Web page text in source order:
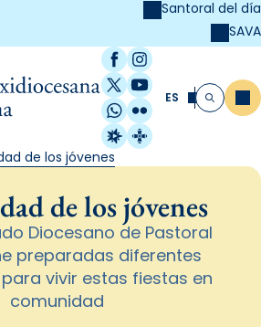
Santoral del día
SAVA
Facebook
Instagram
X / Twitter
YouTube
WhatsApp
Flickr
Radio Estel
Catalunya
ES Buscar
de los jóvenes
de los jóvenes
Diocesano de Pastoral
preparadas diferentes
vivir estas fiestas en
comunidad